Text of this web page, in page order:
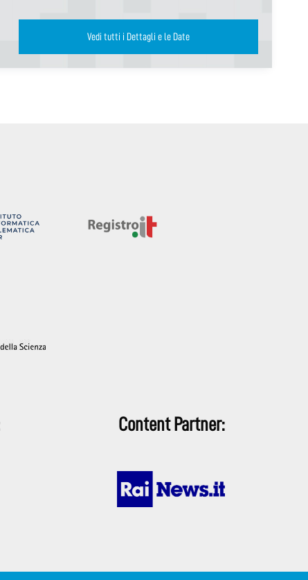
Vedi tutti i Dettagli e le Date
Content Partner: